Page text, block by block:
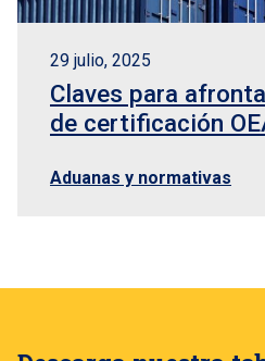
29 julio, 2025
Claves para
de certificación
Aduanas y normativas